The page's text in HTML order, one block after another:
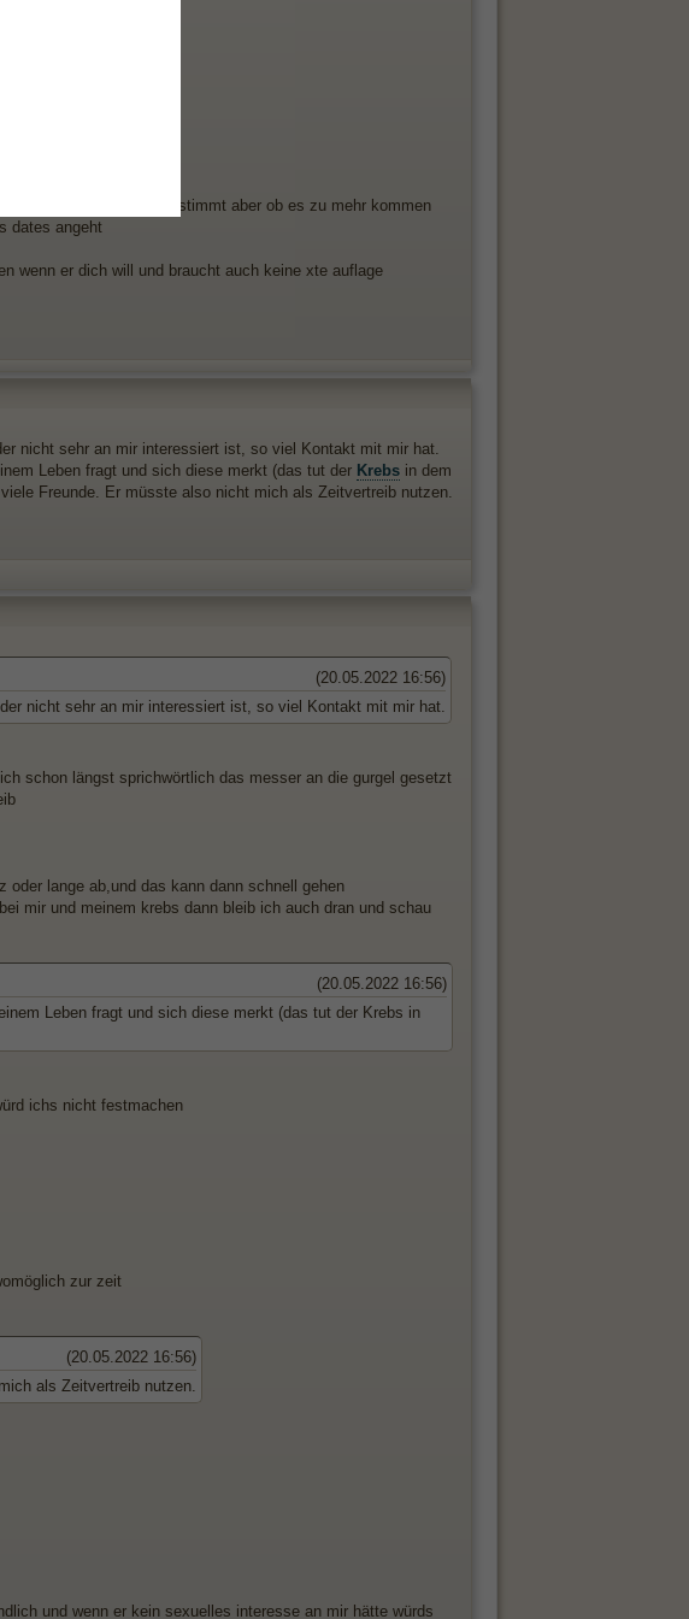
segen gebeten hat
sich mit mir zu treffen?
ist...er mag dich,das bestimmt aber ob es zu mehr kommen
dates angeht
wenn er dich will und braucht auch keine xte auflage
nicht sehr an mir interessiert ist, so viel Kontakt mit mir hat.
Leben fragt und sich diese merkt (das tut der Krebs in dem
Freunde. Er müsste also nicht mich als Zeitvertreib nutzen.
(20.05.2022 16:56)
nicht sehr an mir interessiert ist, so viel Kontakt mit mir hat.
schon längst sprichwörtlich das messer an die gurgel gesetzt
lange ab,und das kann dann schnell gehen
mir und meinem krebs dann bleib ich auch dran und schau
(20.05.2022 16:56)
Leben fragt und sich diese merkt (das tut der Krebs in
ichs nicht festmachen
zur zeit
(20.05.2022 16:56)
als Zeitvertreib nutzen.
und wenn er kein sexuelles interesse an mir hätte würds